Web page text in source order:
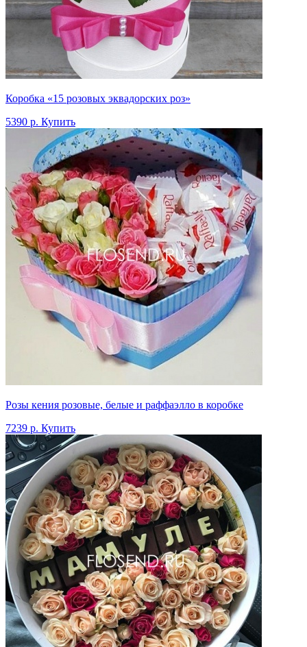
Коробка «15 розовых эквадорских роз»
5390 р. Купить
Розы кения розовые, белые и раффаэлло в коробке
7239 р. Купить